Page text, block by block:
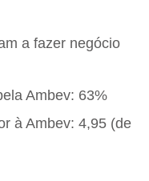
a fazer negócio
Ambev: 63%
à Ambev: 4,95 (de